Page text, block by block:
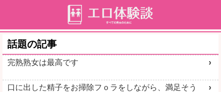
話題の記事
完熟熟女は最高です
口に出した精子をお掃除フｏラをしながら、満足そう